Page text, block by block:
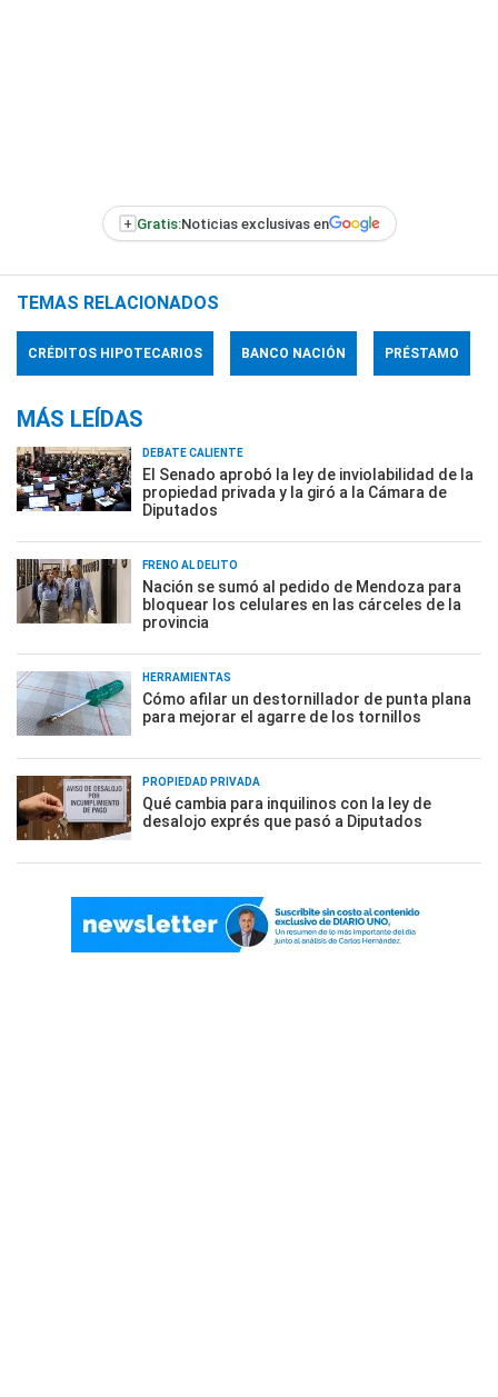
+ Gratis:Noticias exclusivas en
TEMAS RELACIONADOS
CRÉDITOS HIPOTECARIOS BANCO NACIÓN PRÉSTAMO
MÁS LEÍDAS
DEBATE CALIENTE
El Senado aprobó la ley de inviolabilidad de la
propiedad privada y la giró a la Cámara de
Diputados
FRENO AL DELITO
Nación se sumó al pedido de Mendoza para
bloquear los celulares en las cárceles de la
provincia
HERRAMIENTAS
Cómo afilar un destornillador de punta plana
para mejorar el agarre de los tornillos
PROPIEDAD PRIVADA
Qué cambia para inquilinos con la ley de
desalojo exprés que pasó a Diputados